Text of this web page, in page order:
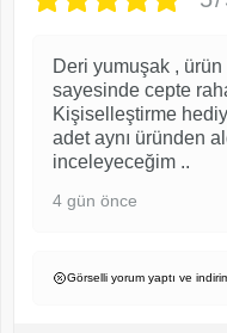
Deri yumuşak , ürün
sayesinde cepte
Kişiselleştirme
adet aynı üründen
inceleyeceğim ..
4 gün önce
Görselli yorum yaptı ve